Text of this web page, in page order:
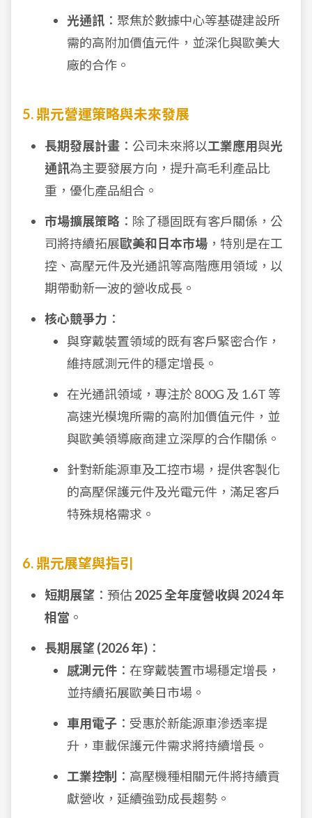
光通訊 ：聚焦於數據中心等基礎建設所
需的高附加價值元件，並深化與歐美大
廠的合作。
5. 鼎元營運策略與未來發展
長期發展計畫 ：公司未來將以工業應用與光
通訊為主要發展方向，提升高毛利產品比
重，優化產品組合。
市場擴展策略 ：除了穩固既有客戶關係，公
司將持續拓展歐美和日本市場 ，特別是在工
控、高壓元件及光通訊等高階應用領域，以
期帶動新一波的營收成長。
核心競爭力 ：
與穿戴裝置領域的既有客戶緊密合作，
維持感測元件的穩定增長。
在光通訊領域，專注於 800G 及 1.6T 等
高速光模塊所需的高附加價值元件，並
與歐美領導廠商建立深厚的合作關係。
針對新能源車及工控市場，提供客製化
的高壓保護元件及光電元件，滿足客戶
特殊規格需求。
6. 鼎元展望與指引
短期展望 ：預估2025 全年度營收與 2024 年
相當 。
長期展望 (2026 年) ：
感測元件 ：在穿戴裝置市場穩定增長，
並持續拓展歐美日市場。
車用電子 ：受惠於新能源車滲透率提
升，車載保護元件需求將持續增長。
工業控制 ：高壓機種相關元件將持續貢
獻營收，延續強勁成長趨勢。